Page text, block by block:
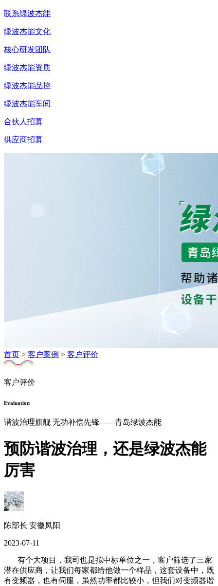
联系绿波杰能
绿波杰能文化
核心研发团队
绿波杰能资质
绿波杰能品控
绿波杰能车间
合伙人招募
供应商招募
首页 > 客户案例 > 客户评价
客户评价
Evaluation
谐波治理旗舰 无功补偿先锋——青岛绿波杰能
预防谐波治理，还是绿波杰能
厉害
陈部长 安徽凤阳
2023-07-11
有个大项目，我司也是拟中标单位之一，客户筛选了三家
潜在供应商，让我们每家都给他做一个样品，这套设备中，既
有变频器，也有伺服，虽然功率都比较小，但我们对变频器谐